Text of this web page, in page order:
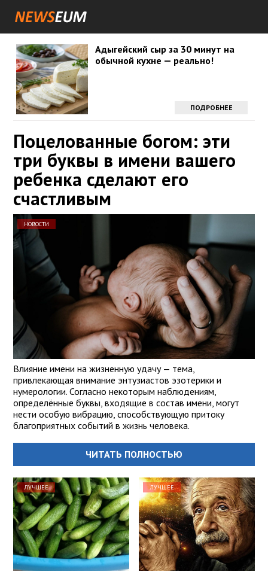
Адыгейский сыр за 30 минут на
обычной кухне — реально!
ПОДРОБНЕЕ
Поцелованные богом: эти
три буквы в имени вашего
ребенка сделают его
счастливым
НОВОСТИ
Влияние имени на жизненную удачу — тема,
привлекающая внимание энтузиастов эзотерики и
нумерологии. Согласно некоторым наблюдениям,
определённые буквы, входящие в состав имени, могут
нести особую вибрацию, способствующую притоку
благоприятных событий в жизнь человека.
ЧИТАТЬ ПОЛНОСТЬЮ
ЛУЧШЕЕ ЛУЧШЕЕ